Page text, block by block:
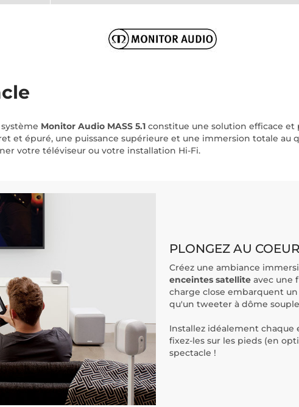
Monitor Audio MASS 5.1 constitue une solution efficace
et épuré, une puissance supérieure et une immersion totale au
votre téléviseur ou votre installation Hi-Fi.
PLONGEZ AU
Créez une ambiance
enceintes satellite avec une
charge close embarquent
qu'un tweeter à dôme
Installez idéalement chaque
fixez-les sur les pieds (en
spectacle !